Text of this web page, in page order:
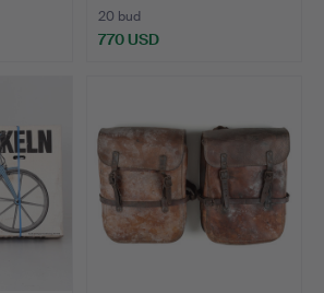
20 bud
770 USD